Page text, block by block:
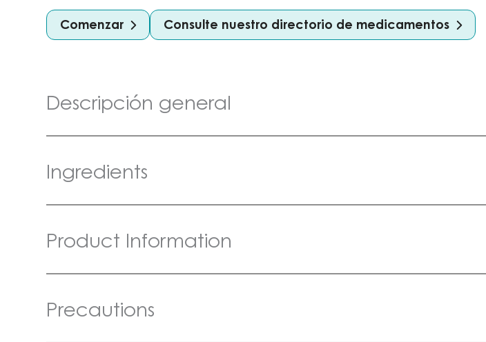
Comenzar Consulte nuestro directorio de medicamentos
Descripción general
Ingredients
Product Information
Precautions